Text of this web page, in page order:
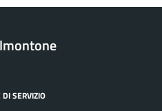
DI SERVIZIO